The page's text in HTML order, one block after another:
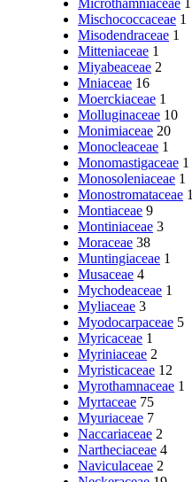
Mischococcaceae 1
Misodendraceae 1
Mitteniaceae 1
Miyabeaceae 2
Mniaceae 16
Moerckiaceae 1
Molluginaceae 10
Monimiaceae 20
Monocleaceae 1
Monomastigaceae 1
Monosoleniaceae 1
Monostromataceae 1
Montiaceae 9
Montiniaceae 3
Moraceae 38
Muntingiaceae 1
Musaceae 4
Mychodeaceae 1
Myliaceae 3
Myodocarpaceae 5
Myricaceae 1
Myriniaceae 2
Myristicaceae 12
Myrothamnaceae 1
Myrtaceae 75
Myuriaceae 7
Naccariaceae 2
Nartheciaceae 4
Naviculaceae 2